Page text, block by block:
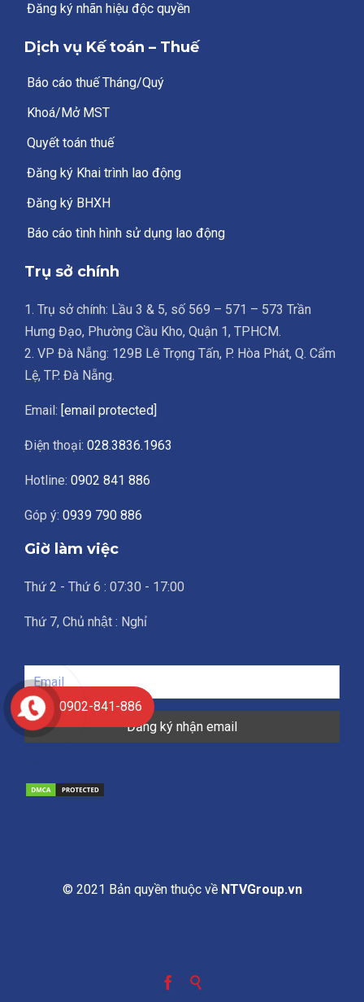
Đăng ký nhãn hiệu độc quyền
Dịch vụ Kế toán – Thuế
Báo cáo thuế Tháng/Quý
Khoá/Mở MST
Quyết toán thuế
Đăng ký Khai trình lao động
Đăng ký BHXH
Báo cáo tình hình sử dụng lao động
Trụ sở chính
1. Trụ sở chính: Lầu 3 & 5, số 569 – 571 – 573 Trần
Hưng Đạo, Phường Cầu Kho, Quận 1, TPHCM.
2. VP Đà Nẵng: 129B Lê Trọng Tấn, P. Hòa Phát, Q. Cẩm
Lệ, TP. Đà Nẵng.
Email: [email protected]
Điện thoại: 028.3836.1963
Hotline: 0902 841 886
Góp ý: 0939 790 886
Giờ làm việc
Thứ 2 - Thứ 6 : 07:30 - 17:00
Thứ 7, Chủ nhật : Nghỉ
© 2021 Bản quyền thuộc về NTVGroup.vn
 
0902-841-886